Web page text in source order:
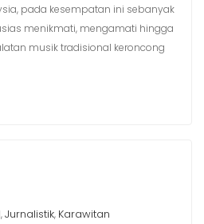
pada kesempatan ini sebanyak
menikmati, mengamati hingga
musik tradisional keroncong
,Jurnalistik, Karawitan